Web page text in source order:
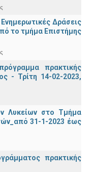
Δράσεις
το τμήμα Επιστήμης
πρακτικής
- Τρίτη 14-02-2023,
Λυκείων στο Τμήμα
31-1-2023 έως
πρακτικής